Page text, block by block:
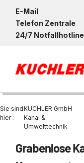
E-Mail
Telefon Zentrale
24/7 Notfallhotline
Sie sind
hier :
KUCHLER GmbH
Kanal &
Umwelttechnik
Grabenlose